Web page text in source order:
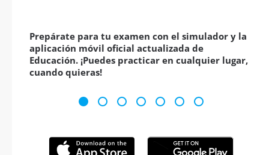
Prepárate para tu examen con el simulador y la
aplicación móvil oficial actualizada de
Educación. ¡Puedes practicar en cualquier lugar,
cuando quieras!